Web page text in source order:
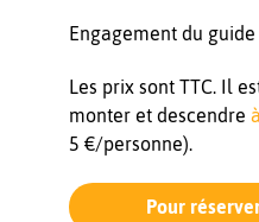
Engagement du
Les prix sont TTC. Il
monter et descendre
5 €/personne).
Pour